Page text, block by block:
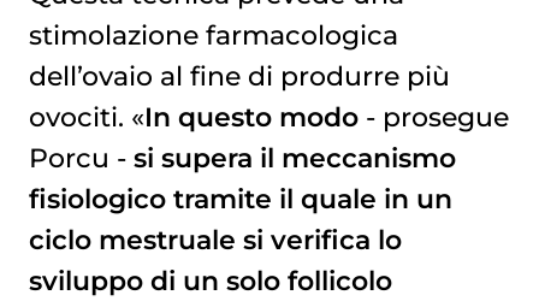
stimolazione farmacologica
dell’ovaio al fine di produrre più
ovociti. «In questo modo- prosegue
Porcu - si supera il meccanismo
fisiologico tramite il quale in un
ciclo mestruale si verifica lo
sviluppo di un solo follicolo